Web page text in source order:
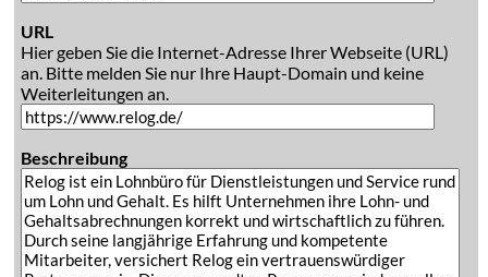
URL
Hier geben Sie die Internet-Adresse Ihrer Webseite (URL)
an. Bitte melden Sie nur Ihre Haupt-Domain und keine
Weiterleitungen an.
Beschreibung